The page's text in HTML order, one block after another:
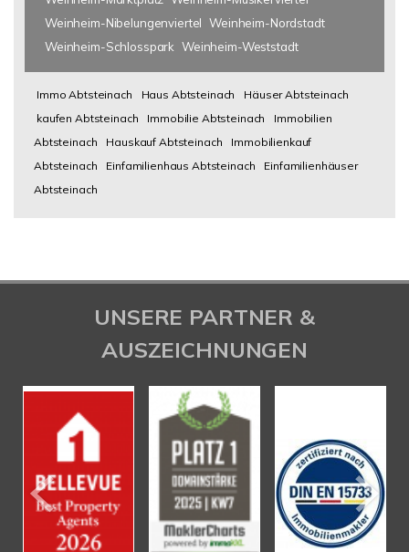
Weinheim-Nibelungenviertel Weinheim-Nordstadt
Weinheim-Schlosspark Weinheim-Weststadt
Immo Abtsteinach Haus Abtsteinach
Häuser Abtsteinach
kaufen Abtsteinach
Immobilie Abtsteinach
Immobilien
Abtsteinach
Hauskauf Abtsteinach
Immobilienkauf
Abtsteinach
Einfamilienhaus Abtsteinach
Einfamilienhäuser
Abtsteinach
UNSERE PARTNER &
AUSZEICHNUNGEN